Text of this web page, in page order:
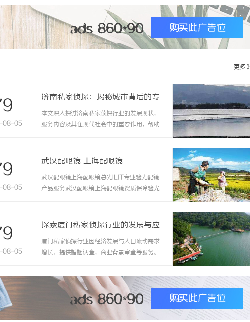
更多》
08-05
济南私家侦探：揭秘城市背后的专
业侦查力量
本文深入探讨济南私家侦探行业的发展现状、
服务内容及其在现代社会中的重要作用，帮助
08-05
武汉配眼镜 上海配眼镜
武汉配眼镜上海配眼镜暮光ILIT专业验光配镜
产品服务武汉配眼镜上海配眼镜资质保障验光
光ILIT眼镜暮光ILIT眼镜是专业验光配镜的写字
店。以完整验光、正品镜片、透明价格和直营
售后为基础，全场镜片40%-60%优惠，兼顾
08-05
探索厦门私家侦探行业的发展与应
用全景
厦门私家侦探行业因经济发展与人口流动需求
增长，提供婚姻调查、商业背景审查等服务。
来将趋向规范化和专业化。